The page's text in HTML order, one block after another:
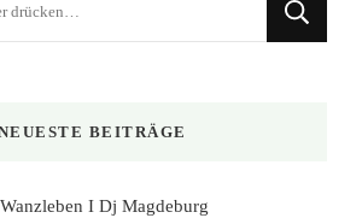
BEITRÄGE
I Dj Magdeburg